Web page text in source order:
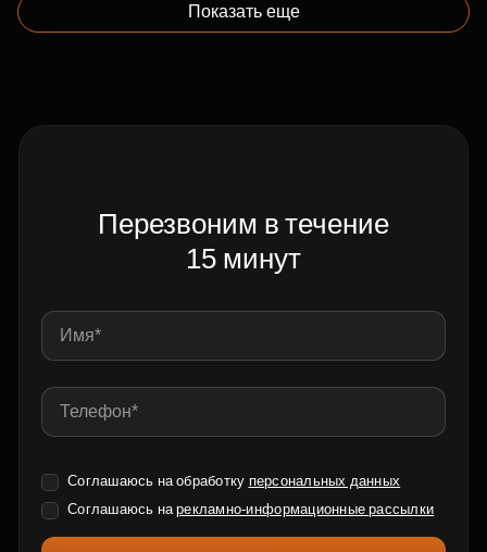
Показать еще
Перезвоним в течение
15 минут
Соглашаюсь на обработку персональных данных
Соглашаюсь нарекламно-информационные рассылки